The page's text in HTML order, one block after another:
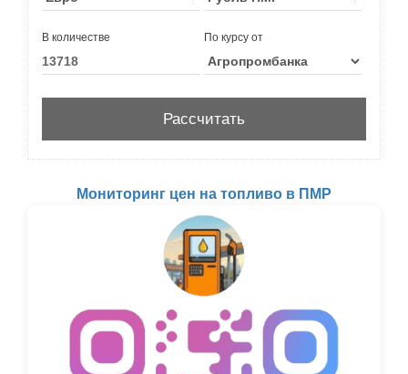
В количестве По курсу от
Мониторинг цен на топливо в ПМР